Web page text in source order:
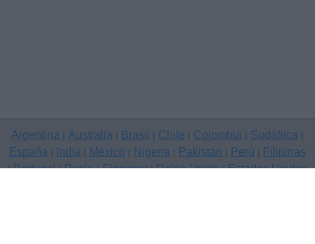
Argentina Australia Brasil Chile Colombia Sudáfrica
España India México Nigeria Pakistán Perú Filipinas
|Portugal|Rusia|Singapur|Reino Unido|Estados Unidos